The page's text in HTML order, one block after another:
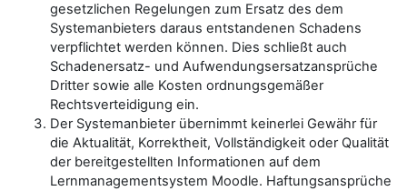
gesetzlichen Regelungen zum Ersatz des dem
Systemanbieters daraus entstandenen Schadens
verpflichtet werden können. Dies schließt auch
Schadenersatz- und Aufwendungsersatzansprüche
Dritter sowie alle Kosten ordnungsgemäßer
Rechtsverteidigung ein.
Der Systemanbieter übernimmt keinerlei Gewähr für
die Aktualität, Korrektheit, Vollständigkeit oder Qualität
der bereitgestellten Informationen auf dem
Lernmanagementsystem Moodle. Haftungsansprüche